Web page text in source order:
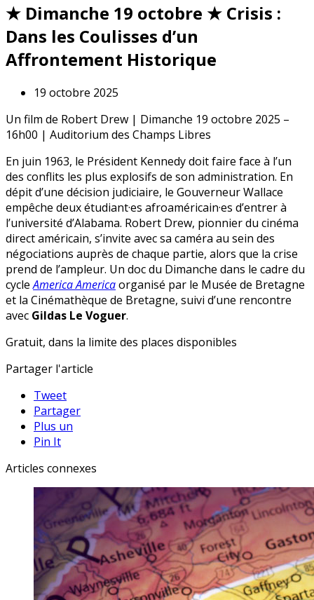
★ Dimanche 19 octobre ★ Crisis :
Dans les Coulisses d’un
Affrontement Historique
19 octobre 2025
Un film de Robert Drew | Dimanche 19 octobre 2025 –
16h00 | Auditorium des Champs Libres
En juin 1963, le Président Kennedy doit faire face à l’un
des conflits les plus explosifs de son administration. En
dépit d’une décision judiciaire, le Gouverneur Wallace
empêche deux étudiant·es afroaméricain·es d’entrer à
l’université d’Alabama. Robert Drew, pionnier du cinéma
direct américain, s’invite avec sa caméra au sein des
négociations auprès de chaque partie, alors que la crise
prend de l’ampleur. Un doc du Dimanche dans le cadre du
cycleAmerica Americaorganisé par le Musée de Bretagne
et la Cinémathèque de Bretagne, suivi d’une rencontre
avec Gildas Le Voguer.
Gratuit, dans la limite des places disponibles
Partager l'article
Tweet
Partager
Plus un
Pin It
Articles connexes